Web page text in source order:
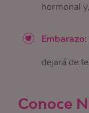
hormonal
Embarazo:
dejará de
Conoce